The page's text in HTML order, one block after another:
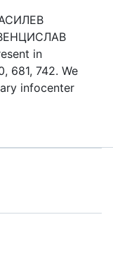
in
681, 742. We
infocenter